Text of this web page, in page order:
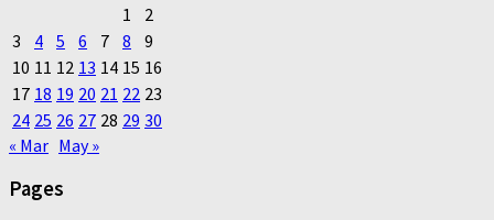
1
2
3
4 5 6 7 8
9
10 11 12 13 14 15 16
17 18 19 20 21 22 23
24 25 26 27 28 29 30
« Mar May »
Pages